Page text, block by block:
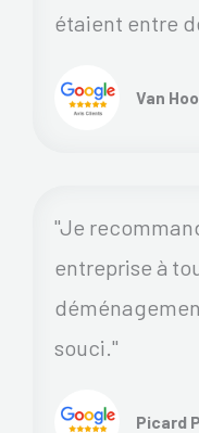
étaient entre
Van
"Je
entreprise à
souci."
Picard P